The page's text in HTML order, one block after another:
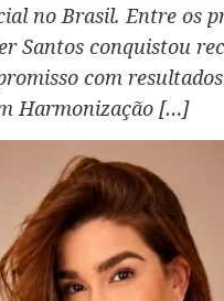
no Brasil. Entre os
Santos conquistou
com
Harmonização […]